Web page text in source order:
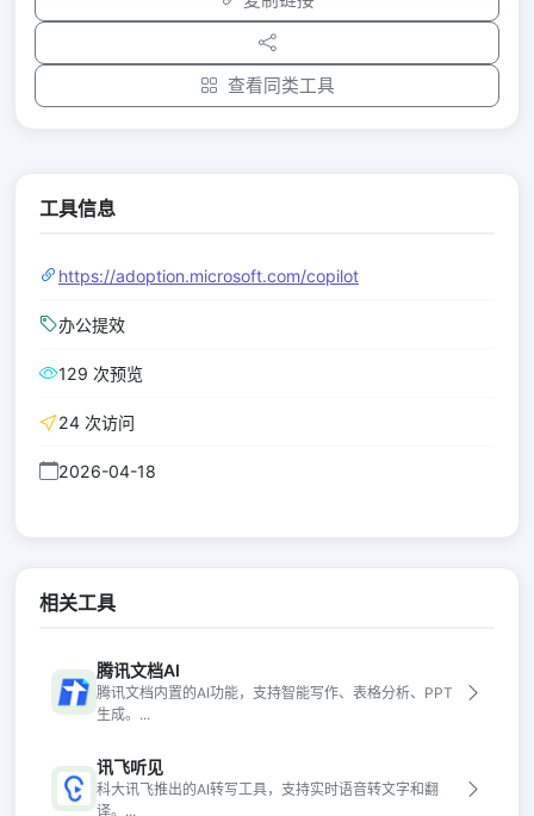
查看同类工具
工具信息
https://adoption.microsoft.com/copilot
办公提效
129 次预览
24 次访问
2026-04-18
相关工具
腾讯文档AI
腾讯文档内置的AI功能，支持智能写作、表格分析、PPT
生成。...
讯飞听见
科大讯飞推出的AI转写工具，支持实时语音转文字和翻
译。...